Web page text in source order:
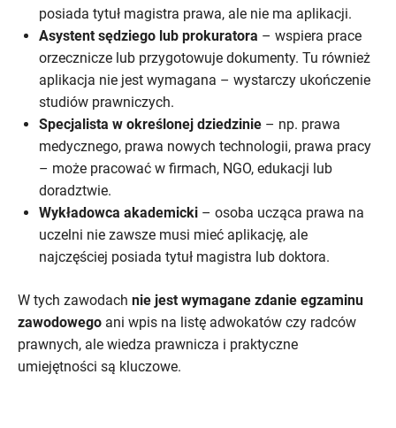
posiada tytuł magistra prawa, ale nie ma aplikacji.
Asystent sędziego lub prokuratora – wspiera prace
orzecznicze lub przygotowuje dokumenty. Tu również
aplikacja nie jest wymagana – wystarczy ukończenie
studiów prawniczych.
Specjalista w określonej dziedzinie – np. prawa
medycznego, prawa nowych technologii, prawa pracy
– może pracować w firmach, NGO, edukacji lub
doradztwie.
Wykładowca akademicki – osoba ucząca prawa na
uczelni nie zawsze musi mieć aplikację, ale
najczęściej posiada tytuł magistra lub doktora.
W tych zawodach nie jest wymagane zdanie egzaminu
zawodowego ani wpis na listę adwokatów czy radców
prawnych, ale wiedza prawnicza i praktyczne
umiejętności są kluczowe.